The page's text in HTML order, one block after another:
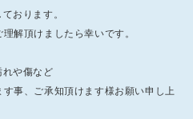
おります。
解頂けましたら幸いです。
や傷など
事、ご承知頂けます様お願い申し上